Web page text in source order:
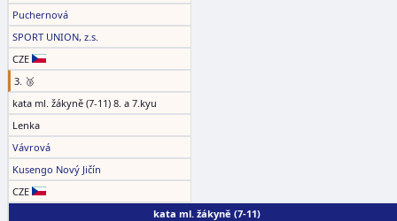
Puchernová
SPORT UNION, z.s.
CZE
3. 🥉
kata ml. žákyně (7-11) 8. a 7.kyu
Lenka
Vávrová
Kusengo Nový Jičín
CZE
kata ml. žákyně (7-11)